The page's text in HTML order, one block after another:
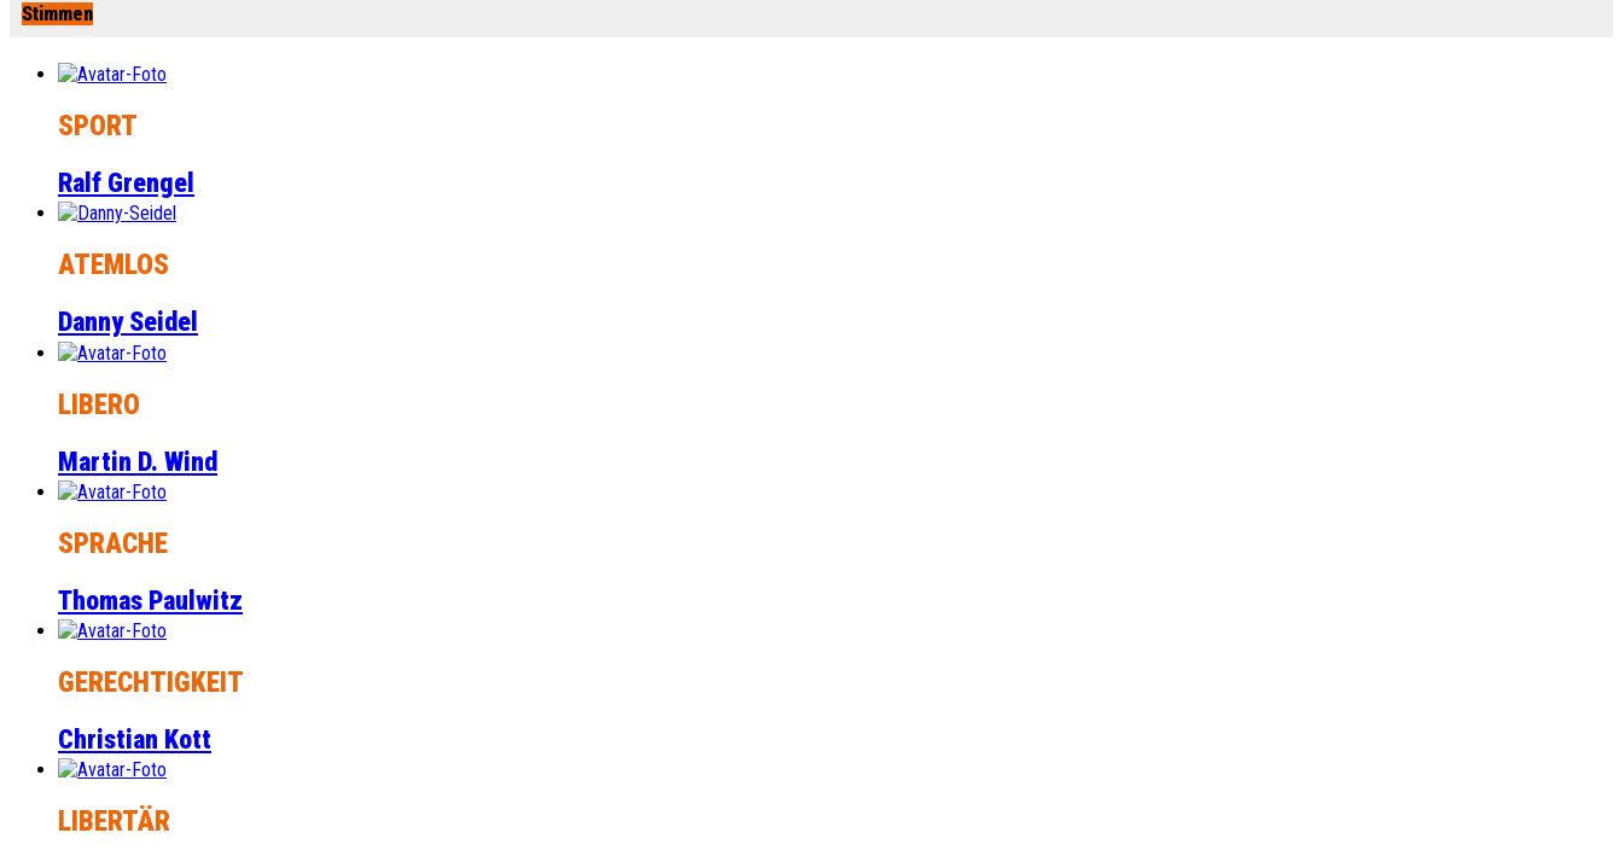
Stimmen
SPORT
Ralf Grengel
ATEMLOS
Danny Seidel
LIBERO
Martin D. Wind
SPRACHE
Thomas Paulwitz
GERECHTIGKEIT
Christian Kott
LIBERTÄR